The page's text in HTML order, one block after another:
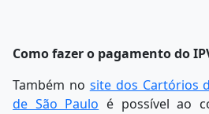
Como fazer o pagamento do
Também no site dos Cartórios
de São Paulo é possível ao